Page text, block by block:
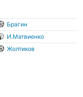
Брагин
И.Матвиенко
Жолтиков